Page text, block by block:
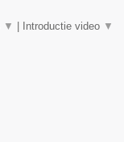
▼ Introductie video ▼